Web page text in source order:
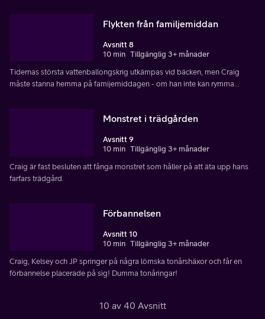
Flykten från familjemiddan
Avsnitt 8
10 min Tillgänglig 3+ månader
Tidernas största vattenballongskrig utkämpas vid bäcken, men Craig
måste stanna hemma på famijemiddagen - om han inte kan rymma...
Monstret i trädgården
Avsnitt 9
10 min Tillgänglig 3+ månader
Craig är fast besluten att fånga monstret som håller på att äta upp hans
farfars trädgård.
Förbannelsen
Avsnitt 10
10 min Tillgänglig 3+ månader
Craig, Kelsey och JP springer på några lömska tonårshäxor och får en
förbannelse placerade på sig! Dumma tonåringar!
10 av 40 Avsnitt